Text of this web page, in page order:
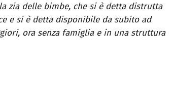
zia delle bimbe, che si è detta distrutta
e si è detta disponibile da subito ad
ora senza famiglia e in una struttura